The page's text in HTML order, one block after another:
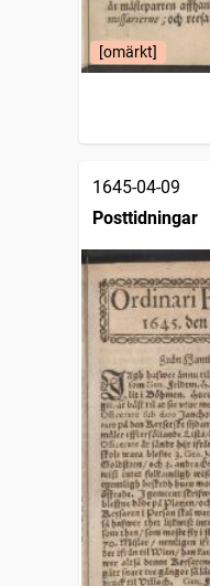
[omärkt]
1645-04-09
Posttidningar